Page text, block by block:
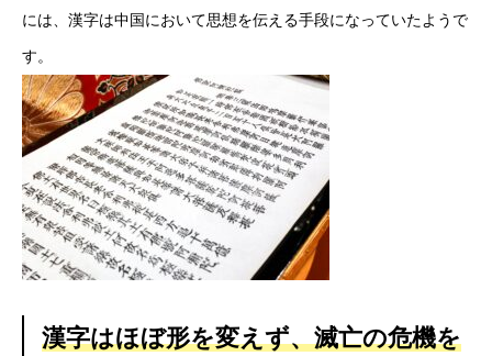
には、漢字は中国において思想を伝える手段になっていたようで
す。
漢字はほぼ形を変えず、滅亡の危機を